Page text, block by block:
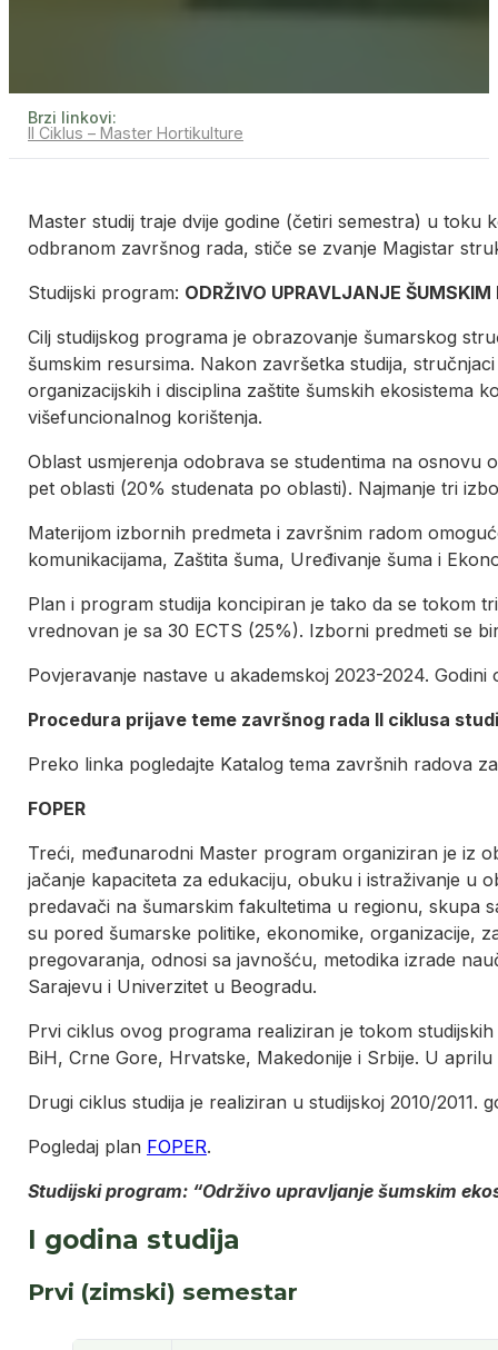
Brzi linkovi:
II Ciklus – Master Hortikulture
Master studij traje dvije godine (četiri semestra) u
odbranom završnog rada, stiče se zvanje Magistar
Studijski program: ODRŽIVO UPRAVLJANJE
Cilj studijskog programa je obrazovanje šumarskog
šumskim resursima. Nakon završetka studija,
organizacijskih i disciplina zaštite šumskih ekosistema
višefuncionalnog korištenja.
Oblast usmjerenja odobrava se studentima na osnovu
pet oblasti (20% studenata po oblasti). Najmanje tri
Materijom izbornih predmeta i završnim radom
komunikacijama, Zaštita šuma, Uređivanje šuma i
Plan i program studija koncipiran je tako da se tokom
vrednovan je sa 30 ECTS (25%). Izborni predmeti se
Povjeravanje nastave u akademskoj 2023-2024.
Procedura prijave teme završnog rada II ciklusa
Preko linka pogledajte Katalog tema završnih radova
FOPER
Treći, međunarodni Master program organiziran je iz
jačanje kapaciteta za edukaciju, obuku i istraživanje u
predavači na šumarskim fakultetima u regionu, skupa
su pored šumarske politike, ekonomike, organizacije,
pregovaranja, odnosi sa javnošću, metodika izrade
Sarajevu i Univerzitet u Beogradu.
Prvi ciklus ovog programa realiziran je tokom
BiH, Crne Gore, Hrvatske, Makedonije i Srbije. U
Drugi ciklus studija je realiziran u studijskoj 2010/2011.
Pogledaj plan FOPER.
Studijski program: “Održivo upravljanje šumskim
I godina studija
Prvi (zimski) semestar